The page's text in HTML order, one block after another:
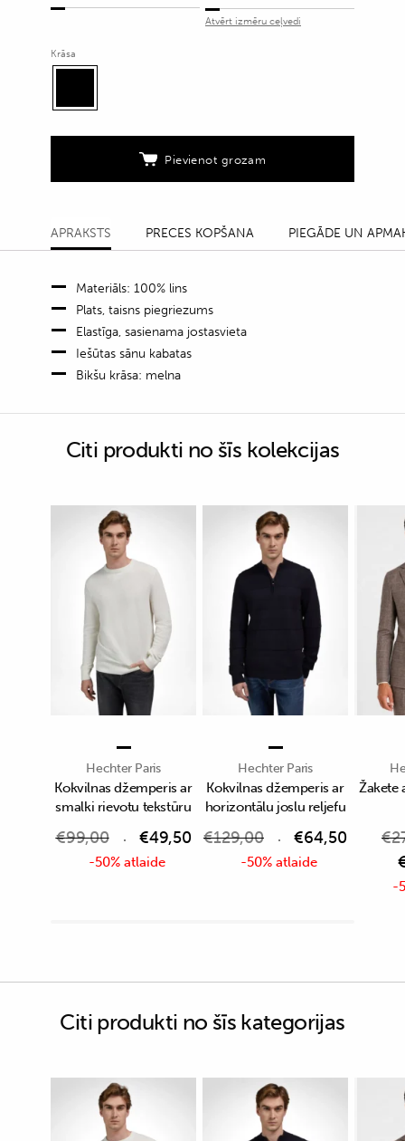
linu
ar
Atvērt izmēru ceļvedi
Krāsa
Pievienot grozam
APRAKSTS PRECES KOPŠANA PIEGĀDE UN
Materiāls: 100% lins
Plats, taisns piegriezums
Elastīga, sasienama jostasvieta
Iešūtas sānu kabatas
Bikšu krāsa: melna
Citi produkti no šīs kolekcijas
Hechter Paris
Kokvilnas džemperis ar
smalki rievotu tekstūru
€99,00 €49,50
-50% atlaide
Hechter Paris
Kokvilnas džemperis ar
horizontālu joslu reljefu
€129,00 €64,50
-50% atlaide
Žakete
€
-
Citi produkti no šīs kategorijas